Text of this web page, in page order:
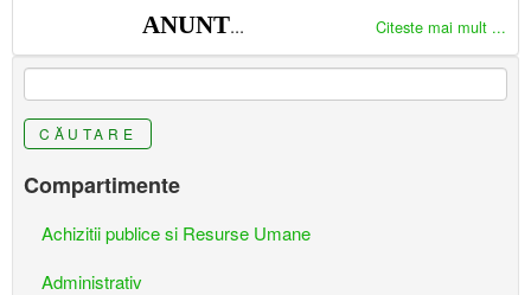
ANUNT... Citeste mai mult ...
CĂUTARE
Compartimente
Achizitii publice si Resurse Umane
Administrativ